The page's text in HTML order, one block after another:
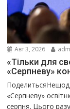
Авг 3, 2026
«Тільки для
«Серпневу»
«Серпневу»
серпня. Цього